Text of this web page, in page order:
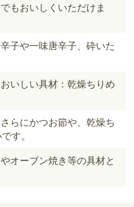
もおいしくいただけま
子や一味唐辛子、砕いた
いしい具材：乾燥ちりめ
らにかつお節や、乾燥ち
す。
オーブン焼き等の具材と